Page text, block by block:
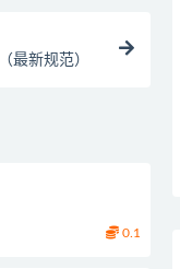
最新规范）
0.1